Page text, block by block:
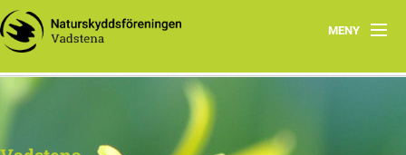
MENY
Hem